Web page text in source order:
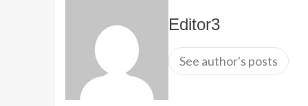
Editor3
See author's posts